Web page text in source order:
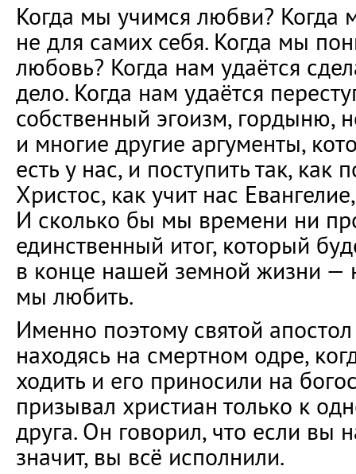
Когда мы учимся любви? Когда
не для самих себя. Когда мы
любовь? Когда нам удаётся
дело. Когда нам удаётся
собственный эгоизм, гордыню,
и многие другие аргументы,
есть у нас, и поступить так, как
Христос, как учит нас
И сколько бы мы времени ни
единственный итог, который
в конце нашей земной жизни —
мы любить.
Именно поэтому святой
находясь на смертном одре,
ходить и его приносили на
призывал христиан только к
друга. Он говорил, что если вы
значит, вы всё исполнили.